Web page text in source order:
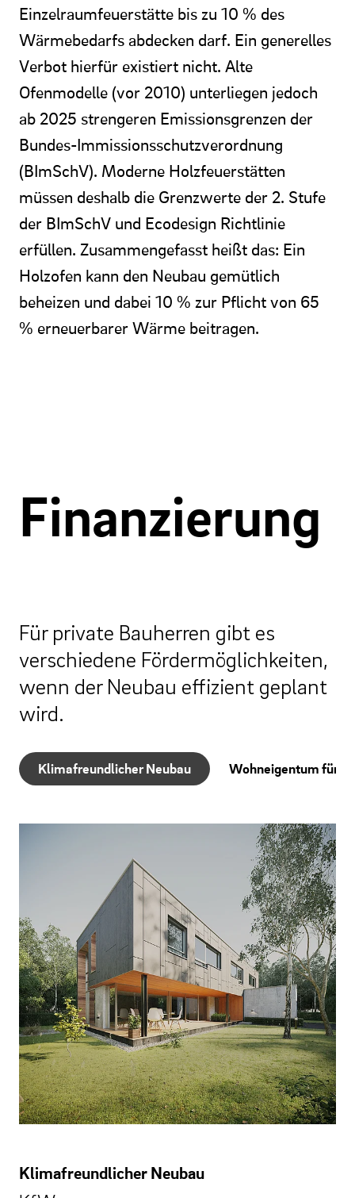
Einzelraumfeuerstätte bis zu 10 % des
Wärmebedarfs abdecken darf. Ein generelles
Verbot hierfür existiert nicht. Alte
Ofenmodelle (vor 2010) unterliegen jedoch
ab 2025 strengeren Emissionsgrenzen der
Bundes-Immissionsschutzverordnung
(BImSchV). Moderne Holzfeuerstätten
müssen deshalb die Grenzwerte der 2. Stufe
der BImSchV und Ecodesign Richtlinie
erfüllen. Zusammengefasst heißt das: Ein
Holzofen kann den Neubau gemütlich
beheizen und dabei 10 % zur Pflicht von 65
% erneuerbarer Wärme beitragen.
Finanzierung
Für private Bauherren gibt es
verschiedene Fördermöglichkeiten,
wenn der Neubau effizient geplant
wird.
Klimafreundlicher Neubau Wohneigentum für
Klimafreundlicher Neubau